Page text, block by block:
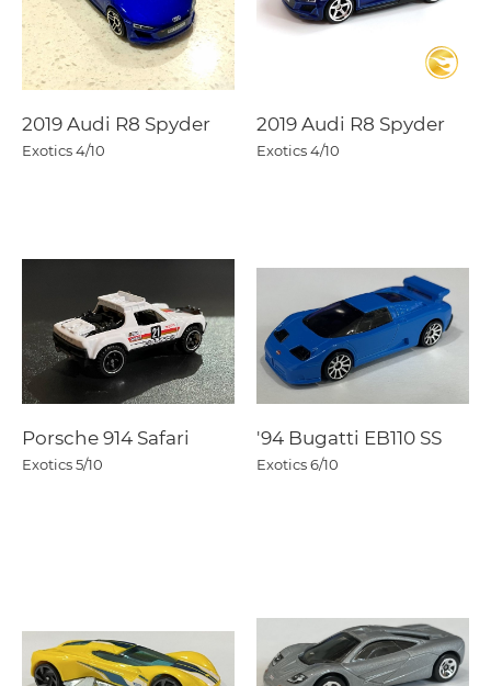
2019 Audi R8 Spyder
Exotics4/10
2019 Audi R8 Spyder
Exotics4/10
Porsche 914 Safari
Exotics5/10
'94 Bugatti EB110 SS
Exotics6/10